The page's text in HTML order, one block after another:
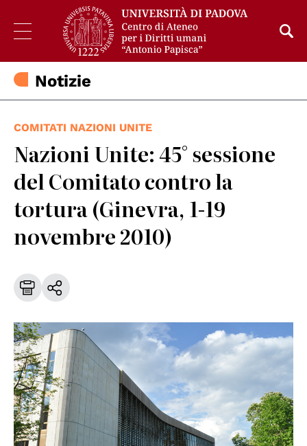
Notizie
COMITATI NAZIONI UNITE
Nazioni Unite: 45° sessione
del Comitato contro la
tortura (Ginevra, 1-19
novembre 2010)